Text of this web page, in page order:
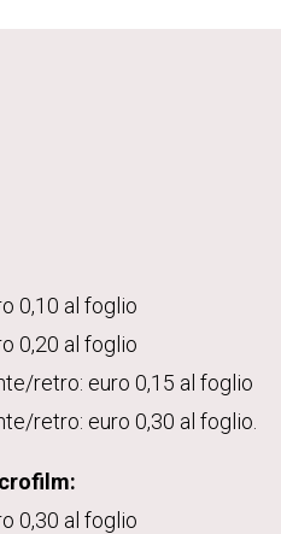
0,10 al foglio
0,20 al foglio
retro: euro 0,15 al foglio
retro: euro 0,30 al foglio.
0,30 al foglio